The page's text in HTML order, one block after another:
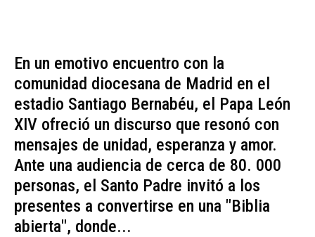
En un emotivo encuentro con la
comunidad diocesana de Madrid en el
estadio Santiago Bernabéu, el Papa León
XIV ofreció un discurso que resonó con
mensajes de unidad, esperanza y amor.
Ante una audiencia de cerca de 80. 000
personas, el Santo Padre invitó a los
presentes a convertirse en una "Biblia
abierta", donde...